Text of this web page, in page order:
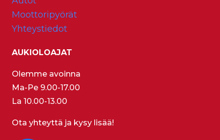
Moottoripyörät
Yhteystiedot
AUKIOLOAJAT
Olemme avoinna
Ma-Pe 9.00-17.00
La 10.00-13.00
Ota yhteyttä ja kysy lisää!